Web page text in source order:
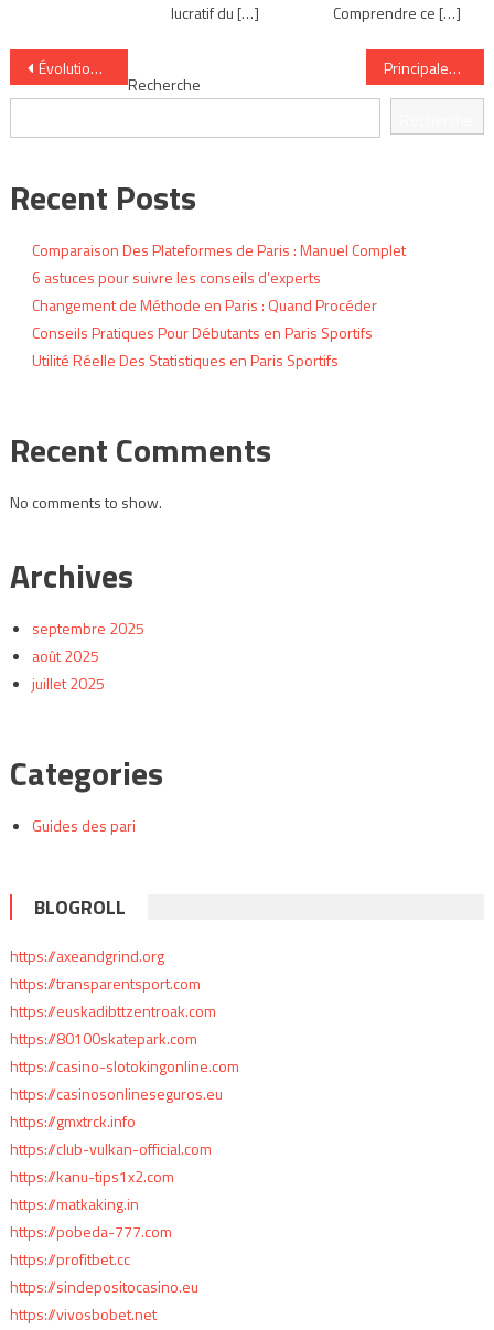
lucratif du […]
Comprendre ce […]
Navigation
de
l’article
Évolution du Secteur Des Paris en 2025 : Analyse Principales Approches Stratégiques en Paris Sportifs
Recherche
Recent Posts
Comparaison Des Plateformes de Paris : Manuel Complet
6 astuces pour suivre les conseils d’experts
Changement de Méthode en Paris : Quand Procéder
Conseils Pratiques Pour Débutants en Paris Sportifs
Utilité Réelle Des Statistiques en Paris Sportifs
Recent Comments
No comments to show.
Archives
septembre 2025
août 2025
juillet 2025
Categories
Guides des pari
BLOGROLL
https://axeandgrind.org
https://transparentsport.com
https://euskadibttzentroak.com
https://80100skatepark.com
https://casino-slotokingonline.com
https://casinosonlineseguros.eu
https://gmxtrck.info
https://club-vulkan-official.com
https://kanu-tips1x2.com
https://matkaking.in
https://pobeda-777.com
https://profitbet.cc
https://sindepositocasino.eu
https://vivosbobet.net